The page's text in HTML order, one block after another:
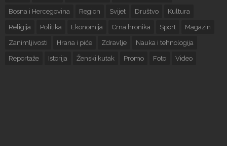
Bosna i Hercegovina Region Svijet Društvo Kultura
Religija Politika Ekonomija Crna hronika Sport Magazin
Zanimljivosti Hrana i piće Zdravlje Nauka i tehnologija
Reportaže Istorija Ženski kutak Promo Foto Video